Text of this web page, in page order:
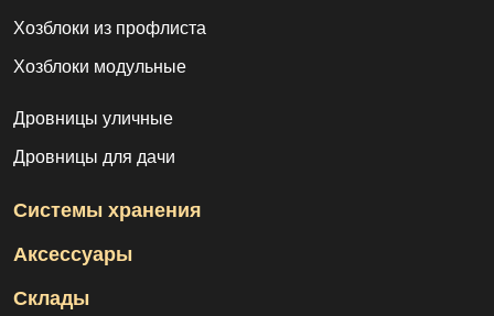
Хозблоки из профлиста
Хозблоки модульные
Дровницы уличные
Дровницы для дачи
Системы хранения
Аксессуары
Склады